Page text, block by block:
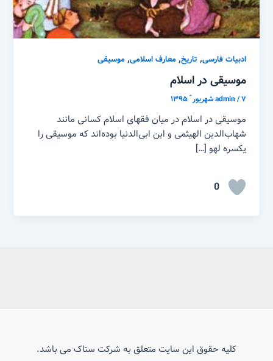
ادبیات فارسی, تاریخ,معارف اسلامی,موسیقی
موسیقی در اسلام
admin/۷ شهریور ّ ۱۳۹۵
موسیقی در اسلام در میان فقهای اسلام کسانی مانند
شهاب‌الدین الهیثمی و ابن ابی‌الدنیا بوده‌اند که موسیقی را
یکسره لهو […]
0
کلیه حقوق این سایت متعلق به شرکت ستاک می باشد.